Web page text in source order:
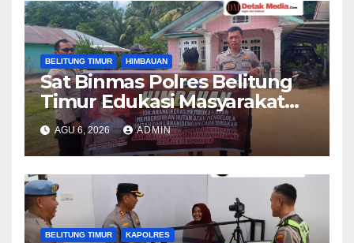
BELITUNG TIMUR HIMBAUAN
Sat Binmas Polres Belitung
Timur Edukasi Masyarakat
Desa Padang tentang
Bahaya Karhutla
AGU 6, 2026 ADMIN
BELITUNG TIMUR KAPOLRES